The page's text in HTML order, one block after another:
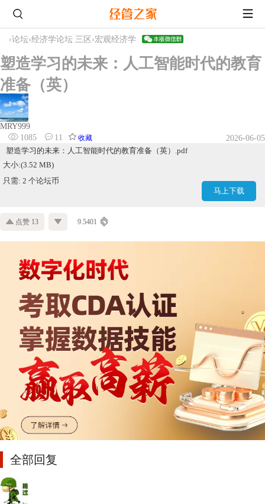
›论坛›经济学论坛 三区 ›宏观经济学
塑造学习的未来：人工智能时代的教育
准备（英）
MRY999
1085
11 收藏
2026-06-05
塑造学习的未来：人工智能时代的教育准备（英）.pdf
大小:(3.52 MB)
只需: 2 个论坛币
马上下载
点赞 13 9.5401
全部回复